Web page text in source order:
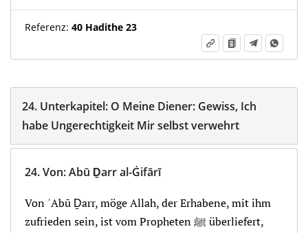
Referenz: 40 Hadithe 23
24. Unterkapitel: O Meine Diener: Gewiss, Ich
habe Ungerechtigkeit Mir selbst verwehrt
24.Von:Abū Ḏarr al-Ġifārī
Von ʾAbū Ḏarr, möge Allah, der Erhabene, mit ihm
zufrieden sein, ist vom Propheten ﷺ überliefert,